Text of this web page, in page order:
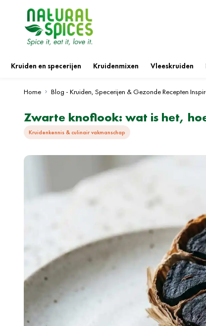
Kruiden en specerijen Kruidenmixen Vleeskruiden
Home Blog - Kruiden, Specerijen & Gezonde Recepten
Zwarte knoflook: wat is het,
Kruidenkennis & culinair vakmanschap